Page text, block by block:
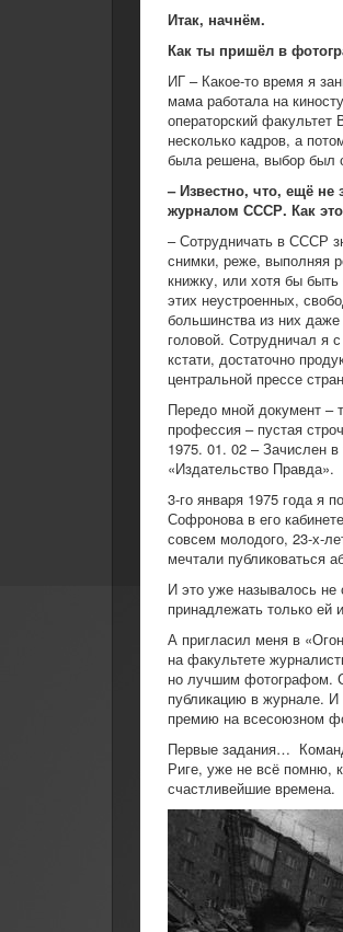
Итак, начнём.
Как ты пришёл в
ИГ – Какое-то время я
мама работала на
операторский
несколько кадров, а
была решена, выбор был
– Известно, что, ещё
журналом СССР. Как
– Сотрудничать в СССР
снимки, реже, выполняя
книжку, или хотя бы
этих неустроенных,
большинства из них
головой. Сотрудничал я
кстати, достаточно
центральной прессе
Передо мной документ –
профессия – пустая
1975. 01. 02 – Зачислен
«Издательство Правда».
3-го января 1975 года я
Софронова в его
совсем молодого, 23-х-
мечтали публиковаться
И это уже называлось не
принадлежать только ей
А пригласил меня в
на факультете
но лучшим фотографом.
публикацию в журнале.
премию на всесоюзном
Первые задания…
Риге, уже не всё помню,
счастливейшие времена.